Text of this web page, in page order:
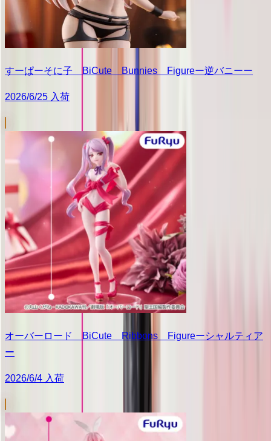
すーぱーそに子 BiCute Bunnies Figureー逆バニーー
2026/6/25 入荷
オーバーロード BiCute Ribbons Figureーシャルティア
ー
2026/6/4 入荷